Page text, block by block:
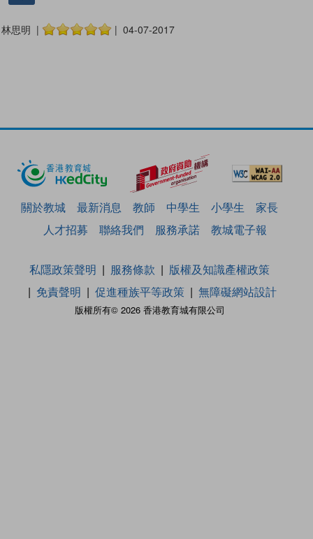
林思明 | | 04-07-2017
關於教城 最新消息 教師 中學生 小學生
家長
人才招募
聯絡我們 服務承諾 教城電子報
版權所有© 2026 香港教育城有限公司
私隱政策聲明 服務條款
版權及知識產權政策
免責聲明
促進種族平等政策 無障礙網站設計